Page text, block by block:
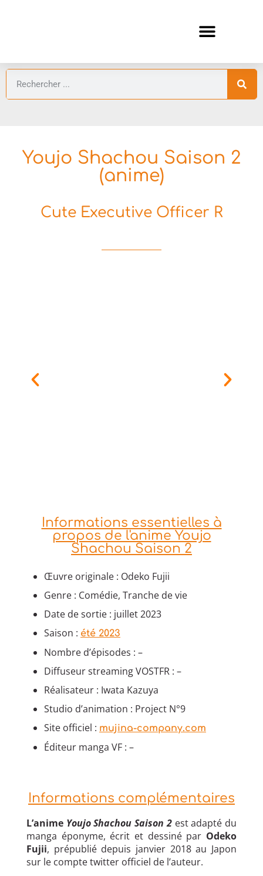
Youjo Shachou Saison 2
(anime)
Cute Executive Officer R
Informations essentielles à
propos de l'anime Youjo
Shachou Saison 2
Œuvre originale : Odeko Fujii
Genre : Comédie, Tranche de vie
Date de sortie : juillet 2023
Saison : été 2023
Nombre d’épisodes : –
Diffuseur streaming VOSTFR : –
Réalisateur : Iwata Kazuya
Studio d’animation : Project N°9
Site officiel : mujina-company.com
Éditeur manga VF : –
Informations complémentaires
L’anime Youjo Shachou Saison 2est adapté du
manga éponyme, écrit et dessiné par Odeko
Fujii, prépublié depuis janvier 2018 au Japon
sur le compte twitter officiel de l’auteur.